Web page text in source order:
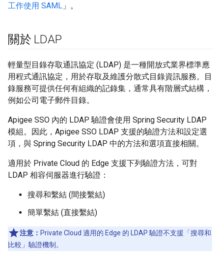
工作使用 SAML 」。
關於 LDAP
輕量型目錄存取通訊協定 (LDAP) 是一種開放式業界標準應
用程式通訊協定，用於存取及維護分散式目錄資訊服務。目
錄服務可提供任何有組織的記錄集，通常具有階層式結構，
例如公司電子郵件目錄。
Apigee SSO 內的 LDAP 驗證會使用 Spring Security LDAP
模組。因此，Apigee SSO LDAP 支援的驗證方法和設定選
項，與 Spring Security LDAP 中的方法和選項直接相關。
適用於 Private Cloud 的 Edge 支援下列驗證方法，可對
LDAP 相容伺服器進行驗證：
搜尋和繫結 (間接繫結)
簡單繫結 (直接繫結)
注意： Private Cloud 適用的 Edge 的 LDAP 驗證不支援「搜尋和
比較」驗證機制。